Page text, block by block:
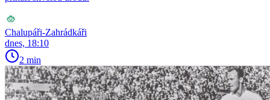
Chalupáři-Zahrádkáři
dnes, 18:10
2 min